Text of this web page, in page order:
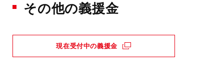
その他の義援金
現在受付中の義援金